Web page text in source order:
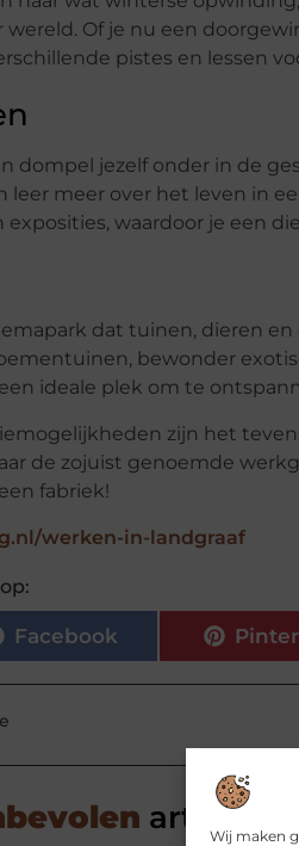
Wij maken
Of je nu een
pistes en lessen
dompel jezelf onder in de
leer meer over het leven in
waardoor je een
dat tuinen, dieren
bewonder
ideale plek om te
zijn het
de zojuist genoemde
fabriek!
werken-in-landgraaf
Facebook
artikelen